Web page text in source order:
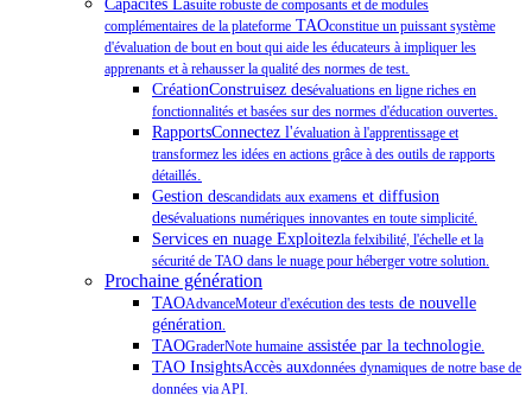
Capacités Lasuite robuste de composants et de modules
complémentaires de la plateforme TAOconstitue un puissant système
d'évaluation de bout en bout qui aide les éducateurs à impliquer les
apprenants et à rehausser la qualité des normes de test.
CréationConstruisez desévaluations en ligne riches en
fonctionnalités et basées sur des normes d'éducation ouvertes.
RapportsConnectez l'évaluation à l'apprentissage et
transformez les idées en actions grâce à des outils de rapports
détaillés.
Gestion descandidats aux examens et diffusion
desévaluations numériques innovantes en toute simplicité.
Services en nuage Exploitezla felxibilité, l'échelle et la
sécurité de TAO dans le nuage pour héberger votre solution.
Prochaine génération
TAOAdvanceMoteur d'exécution des tests de nouvelle
génération.
TAOGraderNote humaine assistée par la technologie.
TAO InsightsAccès auxdonnées dynamiques de notre base de
données via API.